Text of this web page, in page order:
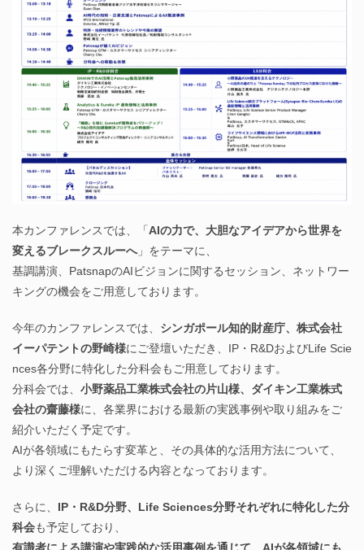
本カンファレンスでは、「 AIの力で、大胆なアイデアから世界を
変えるブレークスルーへ 」をテーマに、
基調講演、PatsnapのAIビジョンに関するセッション、ネットワー
キングの機会をご用意しております。
今年のカンファレンスでは、 シンガポール知的財産庁、株式会社
イーパテントの野崎様にご登壇いただき、IP・R&DおよびLife Scie
nces各分野に特化した分科会もご用意しております。
分科会では、 小野薬品工業株式会社の片山様、ダイキン工業株式
会社の齋藤様に、各業界における最新の実践事例や取り組みをご
紹介いただく予定です。
AIが各領域にもたらす変革と、その具体的な活用方法について、
より深くご理解いただける内容となっております。
さらに、 IP・R&D分野、Life Sciences分野それぞれに特化した分
科会も予定しており、